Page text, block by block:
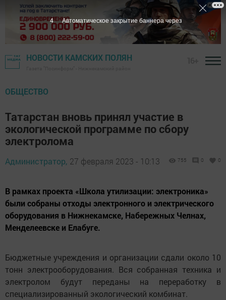
НОВОСТИ КАМСКИХ ПОЛЯН
ОБЩЕСТВО
Татарстан вновь принял участие в
экологической программе по сбору
электролома
Администратор, 27 февраля 2023 - 10:13 755 0 0
В рамках проекта «Школа утилизации: электроника»
были собраны отходы электронного и электрического
оборудования в Нижнекамске, Набережных Челнах,
Менделеевске и Елабуге.
Бюджетные учреждения и организации сдали около 10
тонн электрооборудования. Вся собранная техника и
электролом будут переданы на переработку в
специализированный экологический комбинат.
3 Автоматическое закрытие баннера через